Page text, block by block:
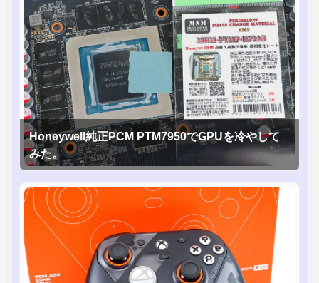
Honeywell純正PCM PTM7950でGPUを冷やして
みた。